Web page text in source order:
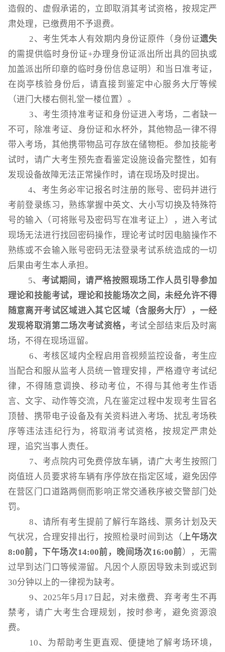
造假的、虚假承诺的，立即取消其考试资格，按规定严
肃处理，已缴费用不予退费。
2、考生凭本人有效期内身份证原件（身份证遗失
的需提供临时身份证+办理身份证派出所出具的回执或
加盖派出所印章的临时身份信息证明）和当日准考证，
在岗亭核验身份后，请直接到鉴定中心服务大厅等候
（进门大楼右侧礼堂一楼位置）。
3、考生须持准考证和身份证进入考场，二者缺一
不可，除准考证、身份证和水杯外，其他物品一律不得
带入考场，其他携带物品可存放在储物柜。参加技能考
试时，请广大考生预先查看鉴定设施设备完整性，如有
发现设备故障无法正常操作时，请在现场及时提出。
4、考生务必牢记报名时注册的账号、密码并进行
考前登录练习，熟练掌握中英文、大小写切换及特殊符
号的输入（可将账号及密码写在准考证上），进入考试
现场无法进行找回密码操作，理论考试时因电脑操作不
熟练或不会输入账号密码无法登录考试系统造成的一切
后果由考生本人承担。
5、 考试期间，请严格按照现场工作人员引导参加
理论和技能考试，理论和技能场次之间，未经允许不得
随意离开考试区域进入其它区域（含服务大厅），一经
发现将取消第二场次考试资格， 考试全部结束后及时离
场，不得在现场逗留。
6、考核区域内全程启用音视频监控设备，考生应
当配合和服从监考人员统一管理安排，严格遵守考试纪
律，不得随意调换、移动考位，不得与其他考生作语
言、文字、动作等交流，凡在鉴定过程中发现考生冒名
顶替、携带电子设备及有关资料进入考场、扰乱考场秩
序等违法违纪行为，将取消考试资格，按规定严肃处
理，追究当事人责任。
7、考点院内可免费停放车辆，请广大考生按照门
岗值班人员要求将车辆有序停放在指定区域，避免因停
在营区门口道路两侧而影响正常交通秩序被交警部门处
罚。
8、请所有考生提前了解行车路线、票务计划及天
气状况，合理安排出行，按照检录时间到达（ 上午场次
8:00前，下午场次14:00前，晚间场次16:00前），无需
过早到达门口等候滞留。凡因个人原因导致未到或迟到
30分钟以上的一律视为缺考。
9、2025年5月17日起，对未缴费、弃考考生不再
禁考，请广大考生合理规划，按时参考，避免资源浪
费。
10、为帮助考生更直观、便捷地了解考场环境，